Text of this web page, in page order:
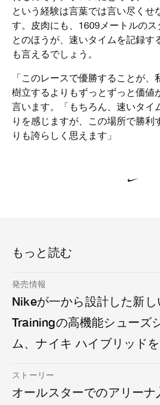
という経験は言葉では言い尽くせ
す。皮肉にも、1609メートルのス
とのほうが、速いタイムを記録す
も言えるでしょう。
「このレースで優勝することが
樹立するよりもずっとずっと価値
言います。「もちろん、速いタイ
りを感じますが、この場所で勝利
りも誇らしく思えます」
もっと読む
発売情報
Nikeが一から設計した新
Trainingの高機能シューズ
ム、ナイキ ハイブリッド
ストーリー
オールスターでのアリーナ